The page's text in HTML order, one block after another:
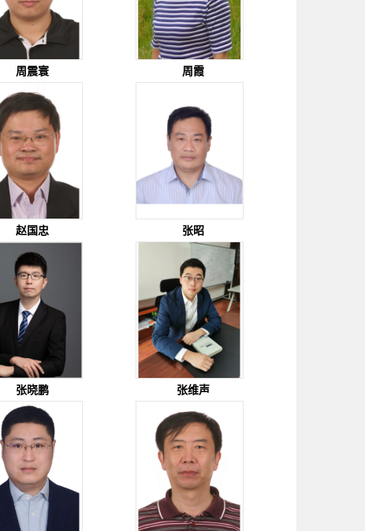
周震寰 周霞
赵国忠 张昭
张晓鹏 张维声